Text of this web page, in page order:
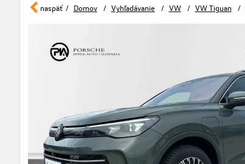
naspäť Domov Vyhľadávanie VW VW Tiguan